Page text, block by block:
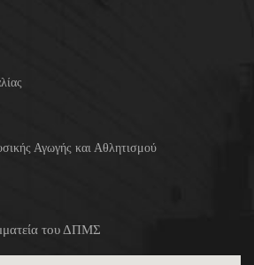
Αγωγής και Αθλητισμού
του ΔΠΜΣ